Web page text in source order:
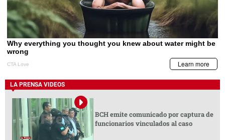
LA PRENSA VIDEOS
BCH emite comunicado por captura de
funcionarios vinculados al caso